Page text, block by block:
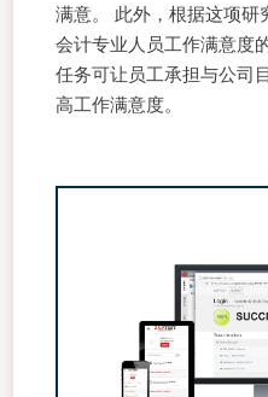
满意。 此外，根据这项研
会计专业人员工作满意度
任务可让员工承担与公司
高工作满意度。